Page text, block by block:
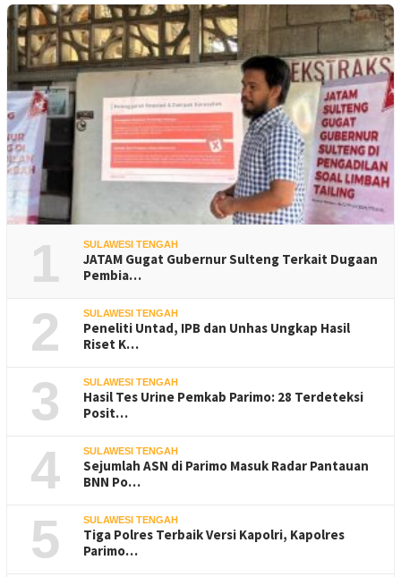
1 SULAWESI TENGAH
JATAM Gugat Gubernur Sulteng Terkait Dugaan
Pembia…
2 SULAWESI TENGAH
Peneliti Untad, IPB dan Unhas Ungkap Hasil
Riset K…
3 SULAWESI TENGAH
Hasil Tes Urine Pemkab Parimo: 28 Terdeteksi
Posit…
4 SULAWESI TENGAH
Sejumlah ASN di Parimo Masuk Radar Pantauan
BNN Po…
5 SULAWESI TENGAH
Tiga Polres Terbaik Versi Kapolri, Kapolres
Parimo…